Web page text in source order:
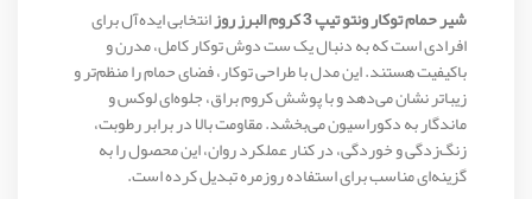
شیر حمام توکار ونتو تیپ 3 کروم البرز روز انتخابی ایده‌آل برای
افرادی است که به دنبال یک ست دوش توکار کامل، مدرن و
باکیفیت هستند. این مدل با طراحی توکار، فضای حمام را منظم‌تر و
زیباتر نشان می‌دهد و با پوشش کروم براق، جلوه‌ای لوکس و
ماندگار به دکوراسیون می‌بخشد. مقاومت بالا در برابر رطوبت،
زنگ‌زدگی و خوردگی، در کنار عملکرد روان، این محصول را به
گزینه‌ای مناسب برای استفاده روزمره تبدیل کرده است.